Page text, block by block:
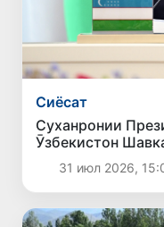
Сиёсат
Суханронии Президенти Ҷумҳурии
Ӯзбекистон
машваратии
Осиёи Марказӣ
31 июл 2026,